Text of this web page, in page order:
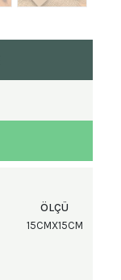
ÖLÇÜ
15CMX15CM